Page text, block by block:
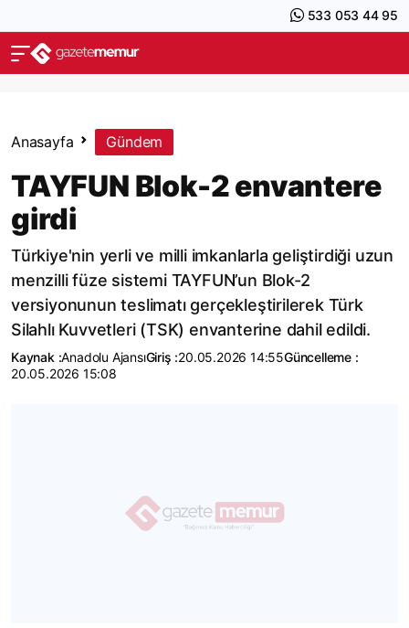
533 053 44 95
Anasayfa Gündem
TAYFUN Blok-2 envantere
girdi
Türkiye'nin yerli ve milli imkanlarla geliştirdiği uzun
menzilli füze sistemi TAYFUN’un Blok-2
versiyonunun teslimatı gerçekleştirilerek Türk
Silahlı Kuvvetleri (TSK) envanterine dahil edildi.
Kaynak :Anadolu AjansıGiriş :20.05.2026 14:55Güncelleme :
20.05.2026 15:08